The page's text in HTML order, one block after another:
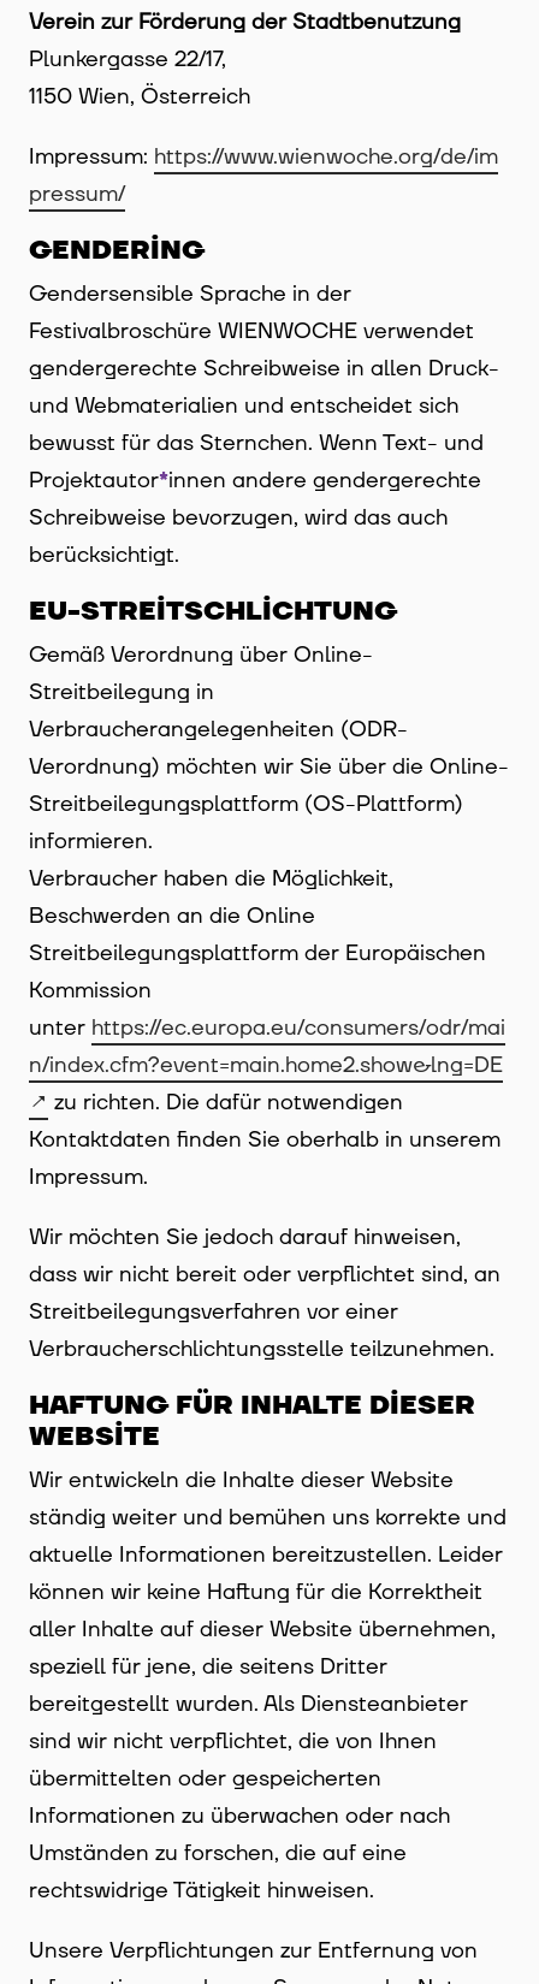
Verein zur Förderung der Stadtbenutzung
Plunkergasse 22/17,
1150 Wien, Österreich
Impressum: https://www.wienwoche.org/de/im
pressum/
GENDERING
Gendersensible Sprache in der
Festivalbroschüre WIENWOCHE verwendet
gendergerechte Schreibweise in allen Druck-
und Webmaterialien und entscheidet sich
bewusst für das Sternchen. Wenn Text- und
Projektautor*innen Innen
andere gendergerechte
Schreibweise bevorzugen, wird das auch
berücksichtigt.
EU-STREITSCHLICHTUNG
Gemäß Verordnung über Online-
Streitbeilegung in
Verbraucherangelegenheiten (ODR-
Verordnung) möchten wir Sie über die Online-
Streitbeilegungsplattform (OS-Plattform)
informieren.
Verbraucher haben die Möglichkeit,
Beschwerden an die Online
Streitbeilegungsplattform der Europäischen
Kommission
unter https://ec.europa.eu/consumers/odr/mai
n/index.cfm?event=main.home2.show&lng=DE
zu richten. Die dafür notwendigen
Kontaktdaten finden Sie oberhalb in unserem
Impressum.
Wir möchten Sie jedoch darauf hinweisen,
dass wir nicht bereit oder verpflichtet sind, an
Streitbeilegungsverfahren vor einer
Verbraucherschlichtungsstelle teilzunehmen.
HAFTUNG FÜR INHALTE DIESER
WEBSITE
Wir entwickeln die Inhalte dieser Website
ständig weiter und bemühen uns korrekte und
aktuelle Informationen bereitzustellen. Leider
können wir keine Haftung für die Korrektheit
aller Inhalte auf dieser Website übernehmen,
speziell für jene, die seitens Dritter
bereitgestellt wurden. Als Diensteanbieter
sind wir nicht verpflichtet, die von Ihnen
übermittelten oder gespeicherten
Informationen zu überwachen oder nach
Umständen zu forschen, die auf eine
rechtswidrige Tätigkeit hinweisen.
Unsere Verpflichtungen zur Entfernung von